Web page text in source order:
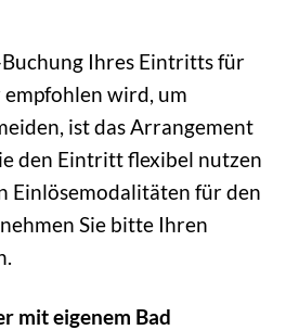
Ihres Eintritts für
wird, um
ist das Arrangement
den Eintritt flexibel nutzen
Einlösemodalitäten für den
Sie bitte Ihren
mit eigenem Bad